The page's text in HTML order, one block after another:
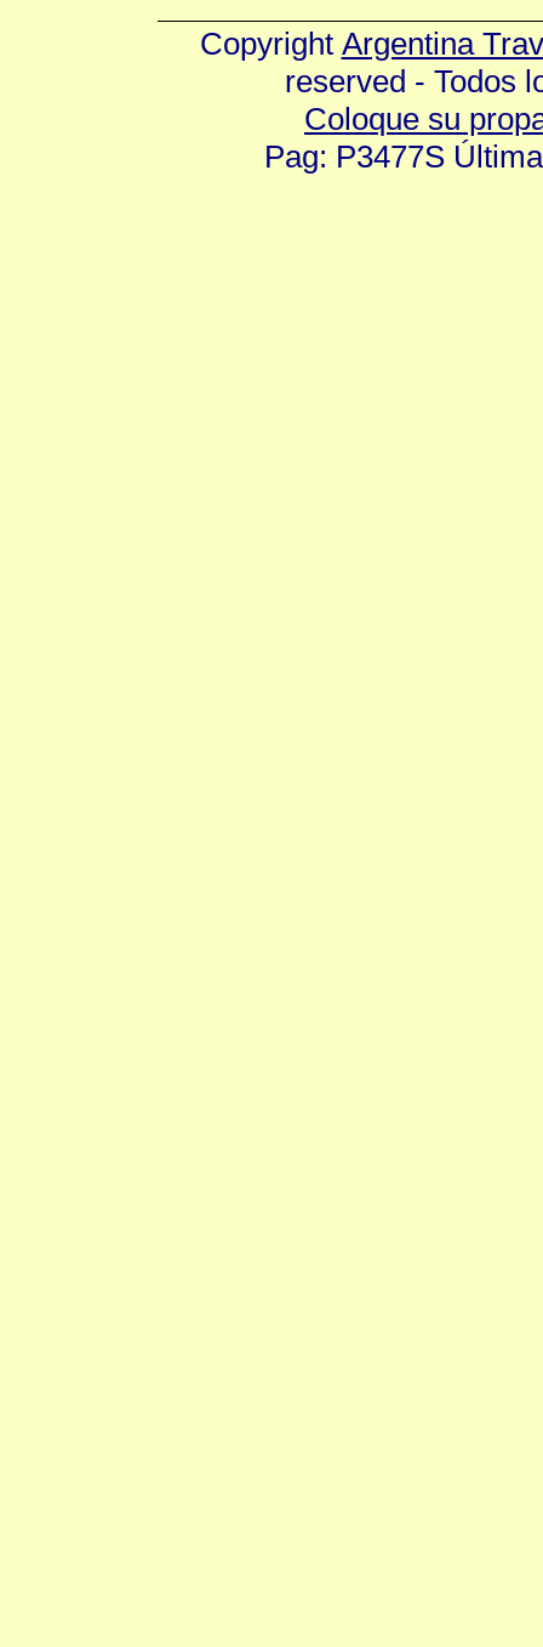
Copyright Argentina
reserved - Todos
Coloque su
Pag: P3477S